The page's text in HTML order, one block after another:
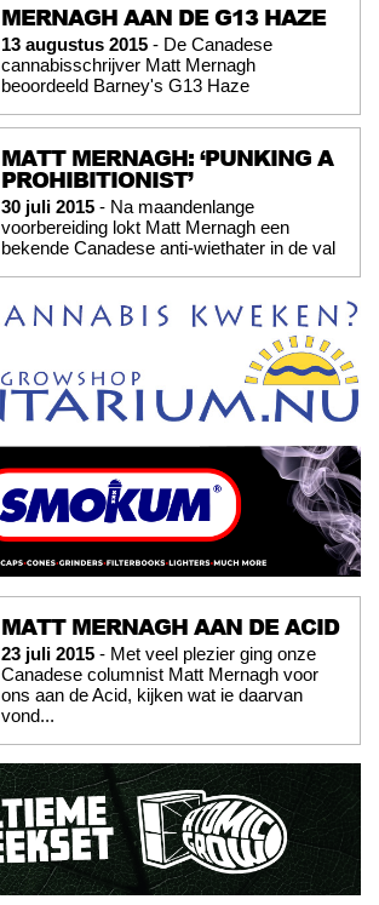
MERNAGH AAN DE G13 HAZE
13 augustus 2015 - De Canadese
cannabisschrijver Matt Mernagh
beoordeeld Barney's G13 Haze
MATT MERNAGH: ‘PUNKING A
PROHIBITIONIST’
30 juli 2015 - Na maandenlange
voorbereiding lokt Matt Mernagh een
bekende Canadese anti-wiethater in de val
MATT MERNAGH AAN DE ACID
23 juli 2015 - Met veel plezier ging onze
Canadese columnist Matt Mernagh voor
ons aan de Acid, kijken wat ie daarvan
vond...